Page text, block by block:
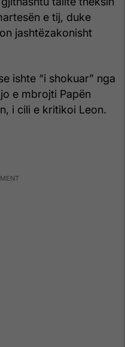
e tij, duke
jashtëzakonisht
ishte “i shokuar” nga
e mbrojti Papën
i cili e kritikoi Leon.